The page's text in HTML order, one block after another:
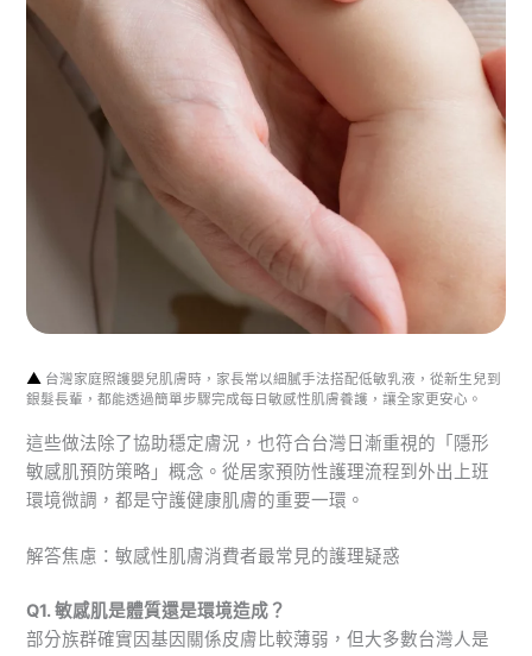
▲ 台灣家庭照護嬰兒肌膚時，家長常以細膩手法搭配低敏乳液，從新生兒到
銀髮長輩，都能透過簡單步驟完成每日敏感性肌膚養護，讓全家更安心。
這些做法除了協助穩定膚況，也符合台灣日漸重視的「隱形
敏感肌預防策略」概念。從居家預防性護理流程到外出上班
環境微調，都是守護健康肌膚的重要一環。
解答焦慮：敏感性肌膚消費者最常見的護理疑惑
Q1. 敏感肌是體質還是環境造成？
部分族群確實因基因關係皮膚比較薄弱，但大多數台灣人是